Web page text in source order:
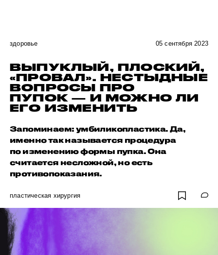
здоровье 05 сентября 2023
ВЫПУКЛЫЙ, ПЛОСКИЙ,
«ПРОВАЛ». НЕСТЫДНЫЕ
ВОПРОСЫ ПРО
ПУПОК — И МОЖНО ЛИ
ЕГО ИЗМЕНИТЬ
Запоминаем: умбиликопластика. Да,
именно так называется процедура
по изменению формы пупка. Она
считается несложной, но есть
противопоказания.
пластическая хирургия